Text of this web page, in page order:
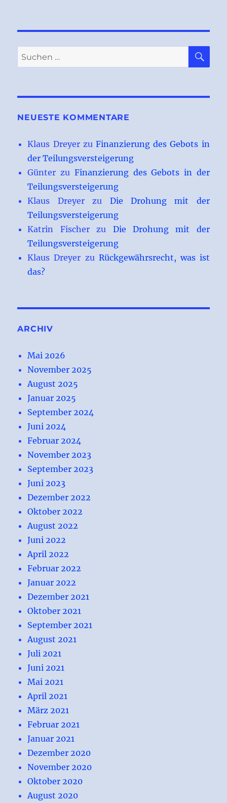
Suchen
nach:
NEUESTE KOMMENTARE
Klaus DreyerzuFinanzierung des Gebots in
der Teilungsversteigerung
Günter zu Finanzierung des Gebots in der
Teilungsversteigerung
Klaus Dreyerzu Die Drohung mit der
Teilungsversteigerung
Katrin Fischerzu Die Drohung mit der
Teilungsversteigerung
Klaus Dreyer zu Rückgewährsrecht, was ist
das?
ARCHIV
Mai 2026
November 2025
August 2025
Januar 2025
September 2024
Juni 2024
Februar 2024
November 2023
September 2023
Juni 2023
Dezember 2022
Oktober 2022
August 2022
Juni 2022
April 2022
Februar 2022
Januar 2022
Dezember 2021
Oktober 2021
September 2021
August 2021
Juli 2021
Juni 2021
Mai 2021
April 2021
März 2021
Februar 2021
Januar 2021
Dezember 2020
November 2020
Oktober 2020
August 2020